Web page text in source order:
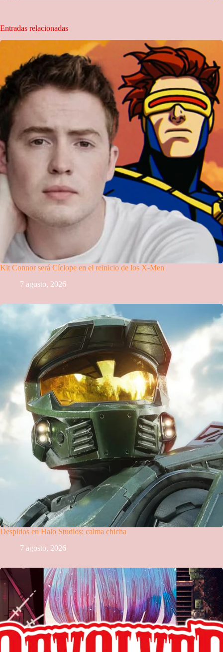
Entradas relacionadas
Kit Connor será Cíclope en el reinicio de los X-Men
7 agosto, 2026
Despidos en Halo Studios: calma chicha
7 agosto, 2026